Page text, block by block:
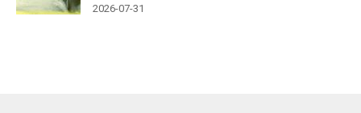
2026-07-31